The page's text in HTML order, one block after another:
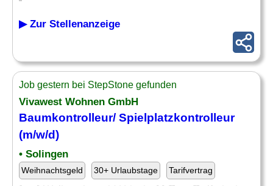
▶ Zur Stellenanzeige
Job gestern bei StepStone gefunden
Vivawest Wohnen GmbH
Baumkontrolleur/ Spielplatzkontrolleur
(m/w/d)
• Solingen
Weihnachtsgeld 30+ Urlaubstage Tarifvertrag